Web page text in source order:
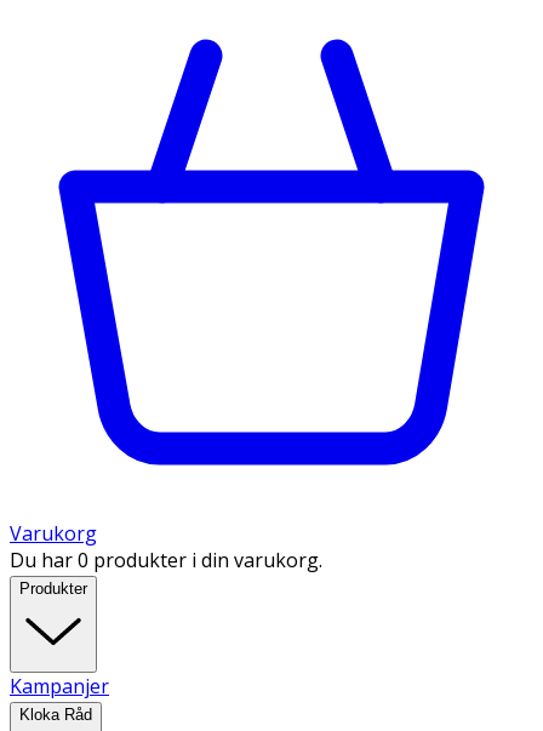
Varukorg
Du har 0 produkter i din varukorg.
Produkter
Kampanjer
Kloka Råd